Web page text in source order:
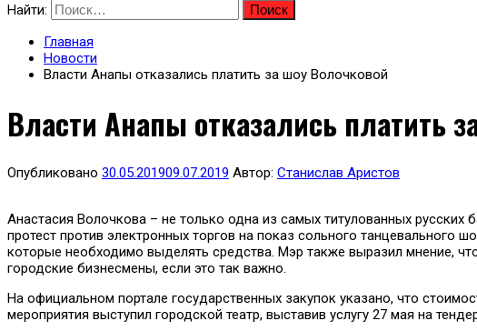
Найти:
Главная
Новости
Власти Анапы отказались платить за шоу Волочковой
Власти Анапы отказались платить
Опубликовано 30.05.201909.07.2019 Автор: Станислав Аристов
Анастасия Волочкова – не только одна из самых титулованных
протест против электронных торгов на показ сольного танцевального
которые необходимо выделять средства. Мэр также выразил мнение,
городские бизнесмены, если это так важно.
На официальном портале государственных закупок указано, что
мероприятия выступил городской театр, выставив услугу 27 мая на